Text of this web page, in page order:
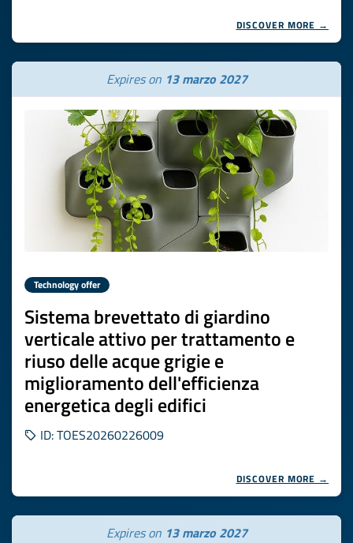
DISCOVER MORE →
Expires on 13 marzo 2027
Technology offer
Sistema brevettato di giardino
verticale attivo per trattamento e
riuso delle acque grigie e
miglioramento dell'efficienza
energetica degli edifici
ID: TOES20260226009
DISCOVER MORE →
Expires on 13 marzo 2027